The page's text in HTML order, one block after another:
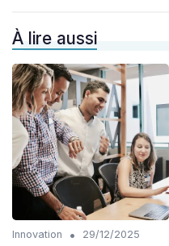
À lire aussi
Innovation •
29/12/2025